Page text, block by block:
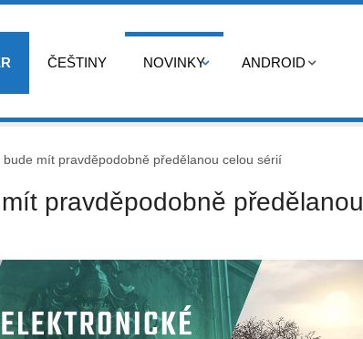
ČEŠTINY NOVINKY ANDROID
bude mít pravděpodobně předělanou celou sérií
pravděpodobně předělanou